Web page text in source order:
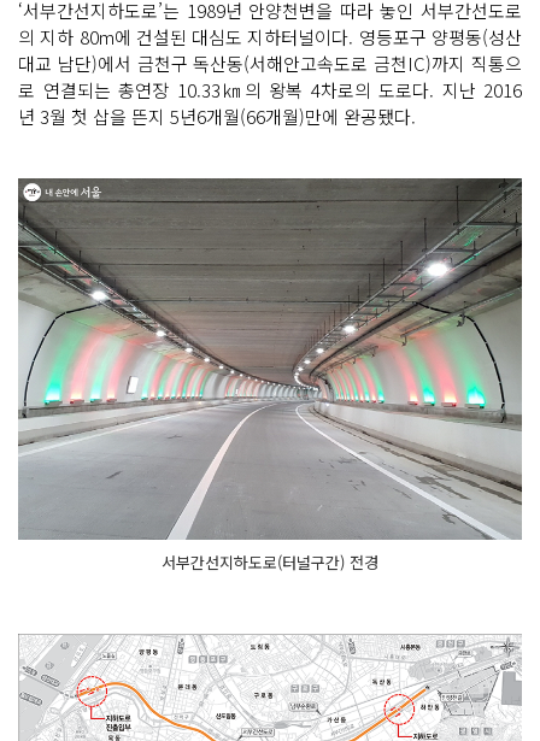
‘서부간선지하도로’는 1989년 안양천변을 따라 놓인 서부간선도로
의 지하 80m에 건설된 대심도 지하터널이다. 영등포구 양평동(성산
대교 남단)에서 금천구 독산동(서해안고속도로 금천IC)까지 직통으
로 연결되는 총연장 10.33㎞의 왕복 4차로의 도로다. 지난 2016
년 3월 첫 삽을 뜬지 5년6개월(66개월)만에 완공됐다.
서부간선지하도로(터널구간) 전경